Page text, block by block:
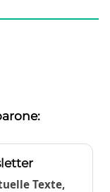
Texte,